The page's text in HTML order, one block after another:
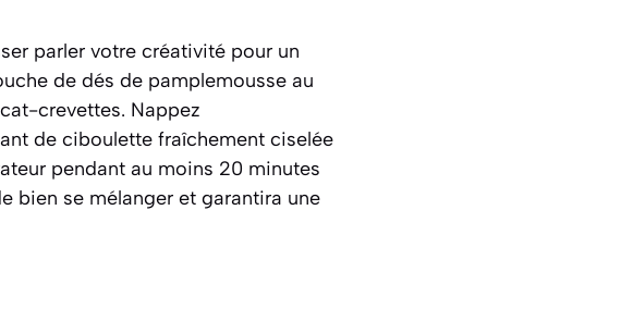
parler votre créativité pour un
de dés de pamplemousse au
crevettes. Nappez
de ciboulette fraîchement ciselée
pendant au moins 20 minutes
bien se mélanger et garantira une